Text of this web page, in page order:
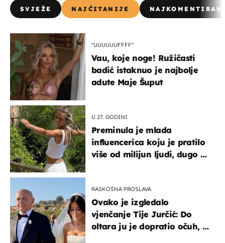
SVJEŽE NAJČITANIJE
"UUUUUUFFFF"
Vau, koje noge! Ružičasti
badić istaknuo je najbolje
adute Maje Šuput
U 27. GODINI
Preminula je mlada
influencerica koju je pratilo
više od milijun ljudi, dugo se
RASKOŠNA PROSLAVA
Ovako je izgledalo
vjenčanje Tije Jurčić: Do
oltara ju je dopratio očuh, a